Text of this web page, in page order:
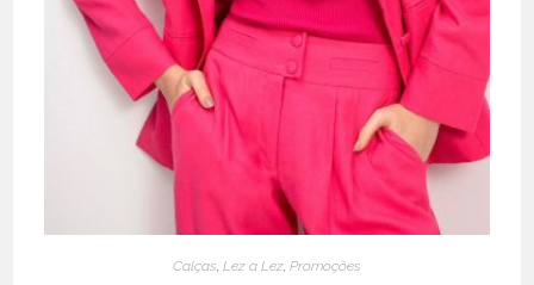
Calças, Lez a Lez, Promoções